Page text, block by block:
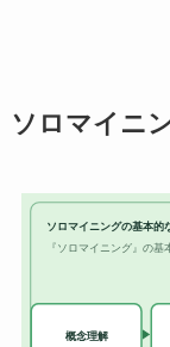
ソロマイニ
ソロマイニングの基本的
『ソロマイニング』の基
概念理解